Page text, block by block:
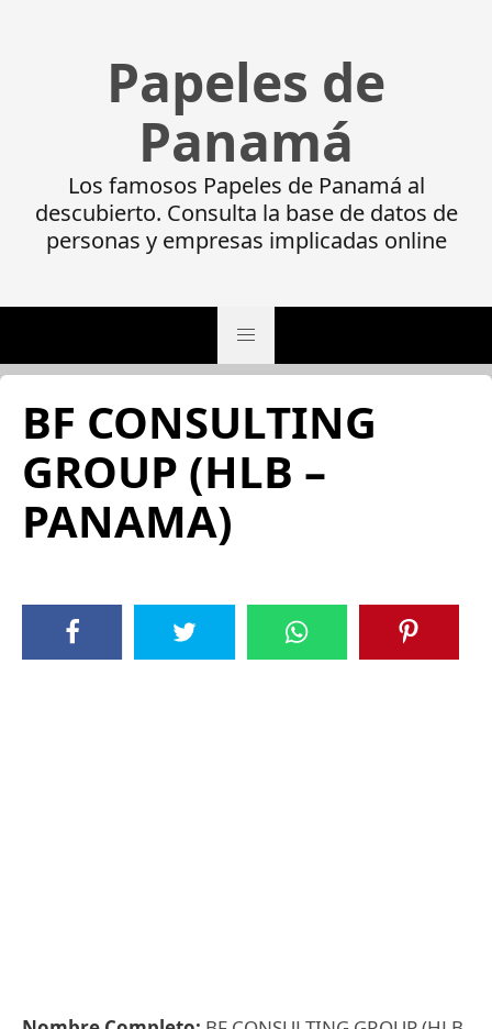
Papeles de
Panamá
Los famosos Papeles de Panamá al
descubierto. Consulta la base de datos de
personas y empresas implicadas online
BF CONSULTING
GROUP (HLB –
PANAMA)